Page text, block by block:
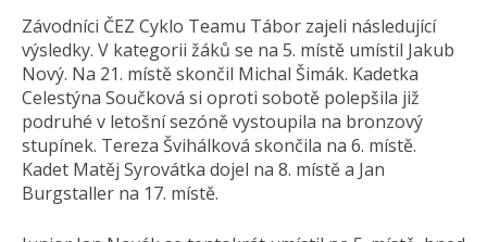
Závodníci ČEZ Cyklo Teamu Tábor zajeli následující
výsledky. V kategorii žáků se na 5. místě umístil Jakub
Nový. Na 21. místě skončil Michal Šimák. Kadetka
Celestýna Součková si oproti sobotě polepšila již
podruhé v letošní sezóně vystoupila na bronzový
stupínek. Tereza Švihálková skončila na 6. místě.
Kadet Matěj Syrovátka dojel na 8. místě a Jan
Burgstaller na 17. místě.